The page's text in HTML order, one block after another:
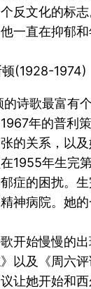
反文化的标
一直在抑郁
顿(1928-1974)
的诗歌最富有
年的普利
的关系，以
1955年生完
症的困扰。生
神病院。她
开始慢慢的出
》以及《周六
让她开始和